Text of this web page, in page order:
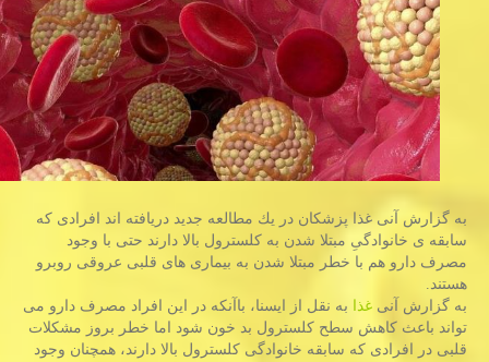
به گزارش آنی غذا پزشكان در یك مطالعه جدید دریافته اند افرادی كه
سابقه ی خانوادگیِ مبتلا شدن به كلسترول بالا دارند حتی با وجود
مصرف دارو هم با خطر مبتلا شدن به بیماری های قلبی عروقی روبرو
هستند.
به گزارش آنی غذا به نقل از ایسنا، باآنكه در این افراد مصرف دارو می
تواند باعث كاهش سطح كلسترول بد خون شود اما خطر بروز مشكلات
قلبی در افرادی كه سابقه خانوادگی كلسترول بالا دارند، همچنان وجود